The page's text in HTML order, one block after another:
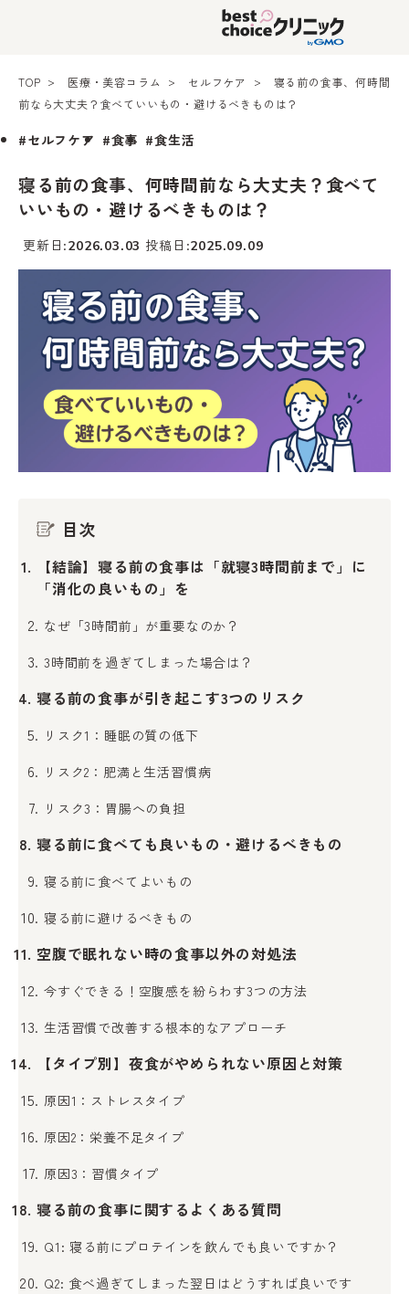
TOP 医療・美容コラム セルフケア
寝る前の食事、何時間
前なら大丈夫？食べていいもの・避けるべきものは？
#セルフケア #食事 #食生活
寝る前の食事、何時間前なら大丈夫？食べて
いいもの・避けるべきものは？
更新日 2026.03.03 投稿日 2025.09.09
目次
【結論】寝る前の食事は「就寝3時間前まで」に
「消化の良いもの」を
なぜ「3時間前」が重要なのか？
3時間前を過ぎてしまった場合は？
寝る前の食事が引き起こす3つのリスク
リスク1：睡眠の質の低下
リスク2：肥満と生活習慣病
リスク3：胃腸への負担
寝る前に食べても良いもの・避けるべきもの
寝る前に食べてよいもの
寝る前に避けるべきもの
空腹で眠れない時の食事以外の対処法
今すぐできる！空腹感を紛らわす3つの方法
生活習慣で改善する根本的なアプローチ
【タイプ別】夜食がやめられない原因と対策
原因1：ストレスタイプ
原因2：栄養不足タイプ
原因3：習慣タイプ
寝る前の食事に関するよくある質問
Q1: 寝る前にプロテインを飲んでも良いですか？
Q2: 食べ過ぎてしまった翌日はどうすれば良いです